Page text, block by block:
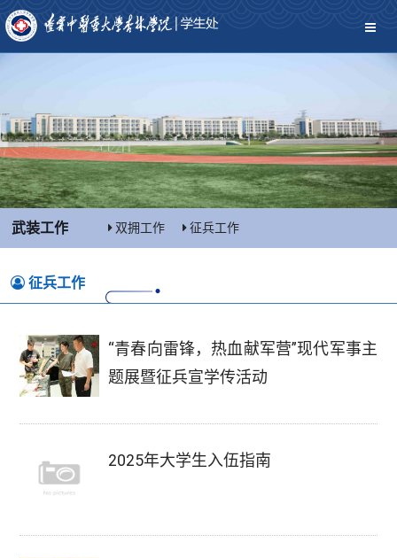
武装工作 双拥工作 征兵工作
征兵工作
“青春向雷锋，热血献军营”现代军事主
题展暨征兵宣学传活动
2025年大学生入伍指南